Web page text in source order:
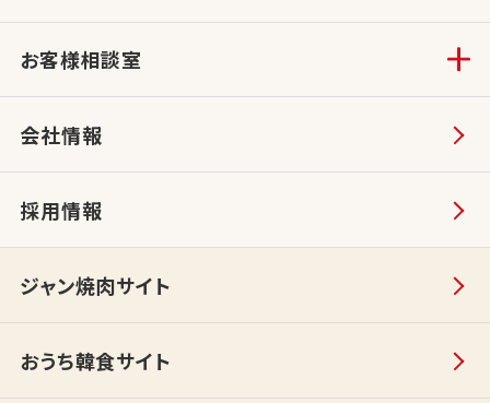
お客様相談室
会社情報
採用情報
ジャン焼肉サイト
おうち韓食サイト